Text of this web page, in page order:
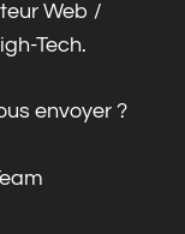
Web /
Tech.
envoyer ?